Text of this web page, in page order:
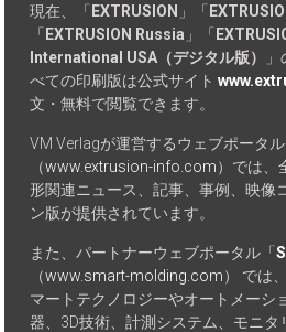
現在、「 EXTRUSION 」「
「 EXTRUSION Russia 」「
International USA（デジタル版）
べての印刷版は公式サイト
文・無料で閲覧できます。
VM Verlagが運営するウェブポータ
（www.extrusion-info.com）では、
形関連ニュース、記事、事例、映像
ン版が提供されています。
また、パートナーウェブポータル「
（www.smart-molding.com） では
マートテクノロジーやオートメーシ
器、3D技術、計測システム、モニタ